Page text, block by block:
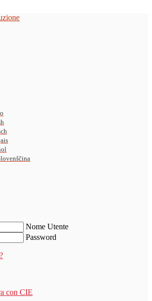
Nome Utente
Password
con CIE